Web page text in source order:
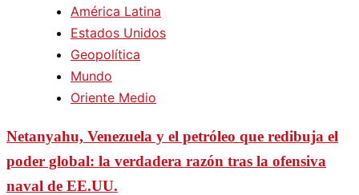
América Latina
Estados Unidos
Geopolítica
Mundo
Oriente Medio
Netanyahu, Venezuela y el petróleo que redibuja el
poder global: la verdadera razón tras la ofensiva
naval de EE.UU.